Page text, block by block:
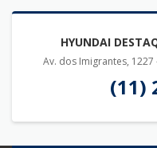
HYUNDAI
Av. dos Imigrantes, 1227
(11)